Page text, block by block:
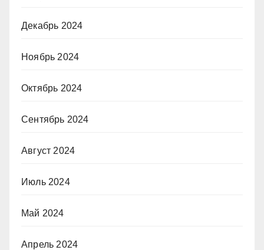
Декабрь 2024
Ноябрь 2024
Октябрь 2024
Сентябрь 2024
Август 2024
Июль 2024
Май 2024
Апрель 2024